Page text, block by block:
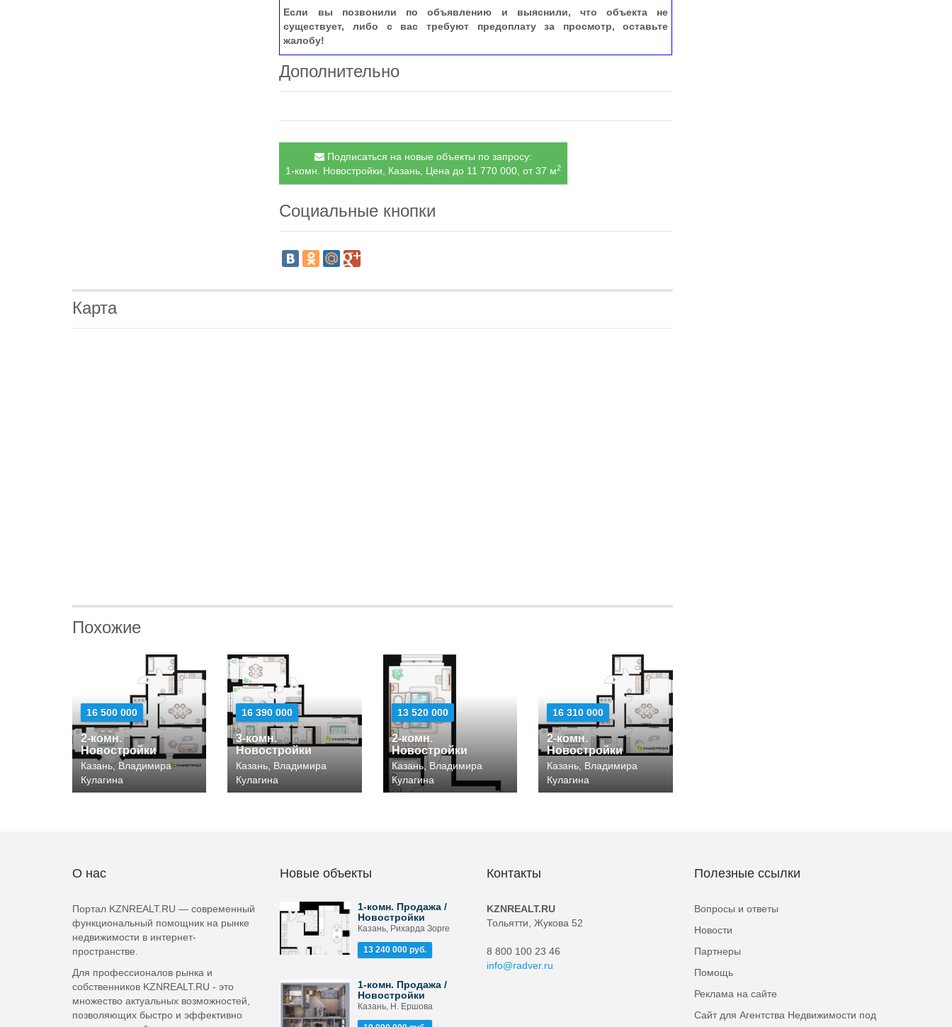
Если вы позвонили по объявлению и выяснили, что объекта не
существует, либо с вас требуют предоплату за просмотр, оставьте
жалобу!
Дополнительно
Подписаться на новые объекты по запросу:
1-комн. Новостройки, Казань, Цена до 11 770 000, от 37 м2
Социальные кнопки
Карта
Похожие
16 500 000
2-комн.
Новостройки
Казань, Владимира
Кулагина
16 390 000
3-комн.
Новостройки
Казань, Владимира
Кулагина
13 520 000
2-комн.
Новостройки
Казань, Владимира
Кулагина
16 310 000
2-комн.
Новостройки
Казань, Владимира
Кулагина
О нас
Портал KZNREALT.RU — современный
функциональный помощник на рынке
недвижимости в интернет-
пространстве.
Для профессионалов рынка и
собственников KZNREALT.RU - это
множество актуальных возможностей,
позволяющих быстро и эффективно
Новые объекты
1-комн. Продажа /
Новостройки
Казань, Рихарда Зорге
13 240 000 руб.
1-комн. Продажа /
Новостройки
Казань, Н. Ершова
Контакты
KZNREALT.RU
Тольятти, Жукова 52
8 800 100 23 46
info@radver.ru
Полезные ссылки
Вопросы и ответы
Новости
Партнеры
Помощь
Реклама на сайте
Сайт для Агентства Недвижимости под